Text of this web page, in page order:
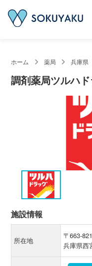
ホーム 薬局 兵庫県
調剤薬局ツルハ
施設情報
所在地
〒663-
兵庫県西